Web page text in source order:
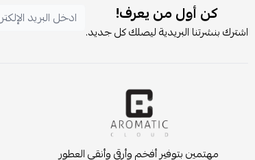
كن أول من يعرف!
اشترك بنشرتنا البريدية ليصلك كل جديد.
مهتمين بتوفير أفخم وأرقى وأنقى العطور